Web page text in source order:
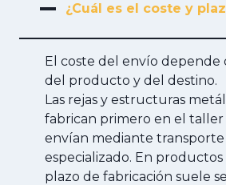
¿Cuál es el coste y
El coste del envío depende
del producto y del destino.
Las rejas y estructuras
fabrican primero en el taller
envían mediante transporte
especializado. En productos
plazo de fabricación suele